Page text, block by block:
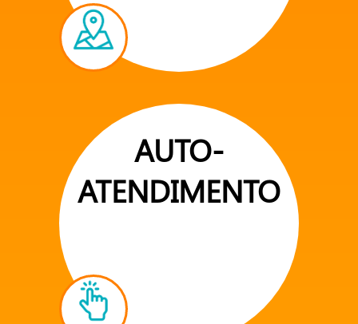
AUTO-
ATENDIMENTO